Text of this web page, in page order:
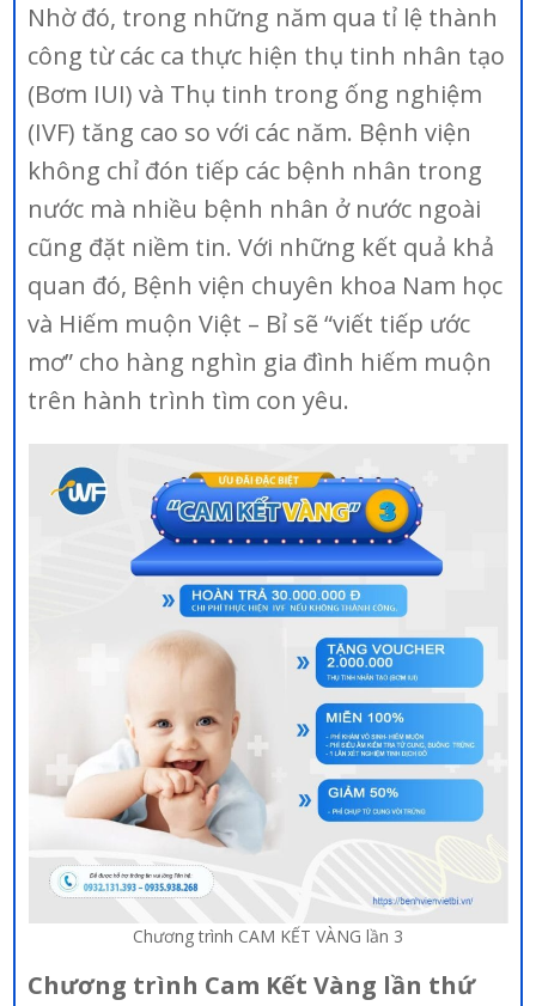
Nhờ đó, trong những năm qua tỉ lệ thành
công từ các ca thực hiện thụ tinh nhân tạo
(Bơm IUI) và Thụ tinh trong ống nghiệm
(IVF) tăng cao so với các năm. Bệnh viện
không chỉ đón tiếp các bệnh nhân trong
nước mà nhiều bệnh nhân ở nước ngoài
cũng đặt niềm tin. Với những kết quả khả
quan đó, Bệnh viện chuyên khoa Nam học
và Hiếm muộn Việt – Bỉ sẽ “viết tiếp ước
mơ” cho hàng nghìn gia đình hiếm muộn
trên hành trình tìm con yêu.
Chương trình CAM KẾT VÀNG lần 3
Chương trình Cam Kết Vàng lần thứ